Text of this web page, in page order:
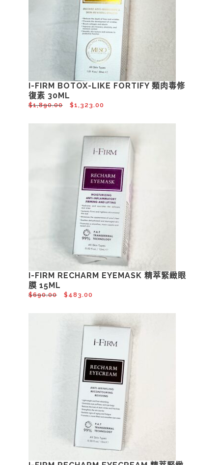
I-FIRM BOTOX-LIKE FORTIFY 類肉毒修
復素 30ML
$1,890.00 $1,323.00
I-FIRM RECHARM EYEMASK 精萃緊緻眼
膜 15ML
$690.00 $ 483.00